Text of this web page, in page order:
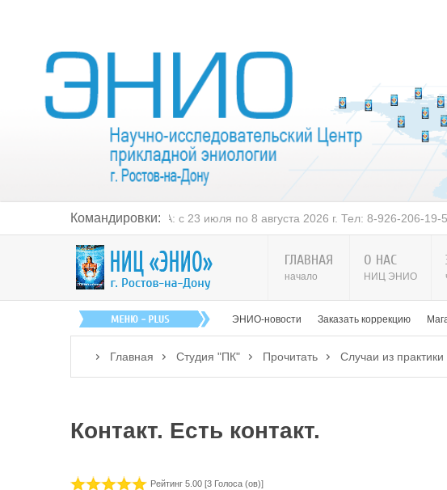
Командировки: МОСКВА: с 23 июля по 8 августа 2026 г. Тел: 8-926-
ГЛАВНАЯ
начало
О НАС
НИЦ ЭНИО
ЭНИО-новости Заказать коррекцию
Главная Студия "ПК" Прочитать Случаи из практики
Контакт. Есть контакт.
Рейтинг 5.00 [3 Голоса (ов)]